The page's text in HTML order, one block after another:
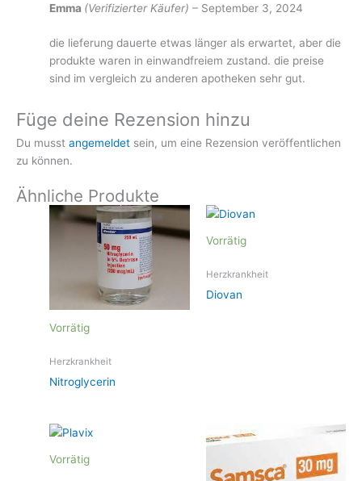
Emma (Verifizierter Käufer) – September 3, 2024
die lieferung dauerte etwas länger als erwartet, aber die
produkte waren in einwandfreiem zustand. die preise
sind im vergleich zu anderen apotheken sehr gut.
Füge deine Rezension hinzu
Du musst angemeldet sein, um eine Rezension veröffentlichen
zu können.
Ähnliche Produkte
Vorrätig
Herzkrankheit
Nitroglycerin
Vorrätig
Herzkrankheit
Diovan
Vorrätig